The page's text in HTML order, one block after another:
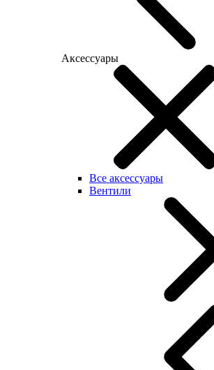
Аксессуары
Все аксессуары
Вентили